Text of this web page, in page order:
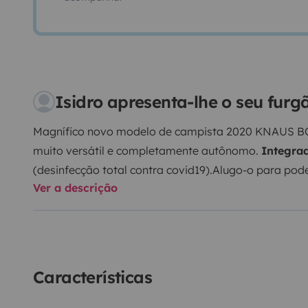
Isidro apresenta-lhe o seu
Magnífico novo modelo de campista 2020 KNAUS
muito versátil e completamente autônomo.
(desinfecção total contra covid19).Alugo-o para
possui. EXTRAS: Pacotes de assistente de
do volante. PROPRIEDADE LATERAL DE 3.5M.
Ver a descrição
Características